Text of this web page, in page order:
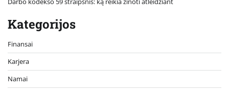
Kategorijos
Finansai
Karjera
Namai